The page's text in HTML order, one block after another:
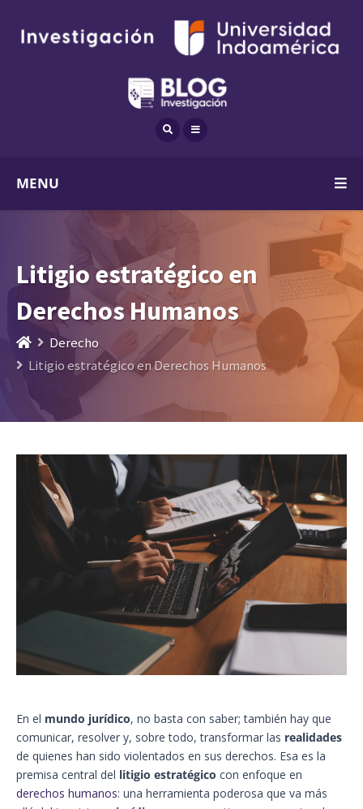
MENU
Litigio estratégico en
Derechos Humanos
Derecho
Litigio estratégico en Derechos Humanos
En el mundo jurídico, no basta con saber; también hay que
comunicar, resolver y, sobre todo, transformar las realidades
de quienes han sido violentados en sus derechos. Esa es la
premisa central del litigio estratégico con enfoque en
derechos humanos: una herramienta poderosa que va más